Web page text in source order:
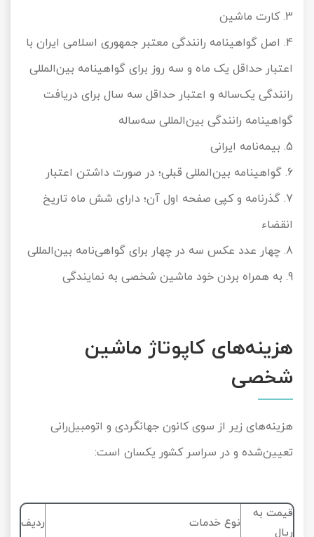
3. کارت ماشین
4. اصل گواهینامه رانندگی معتبر جمهوری اسلامی ایران با
اعتبار حداقل یک ماه و سه روز برای گواهینامه بین‌المللی
رانندگی یک‌ساله و اعتبار حداقل سه سال برای دریافت
گواهینامه رانندگی بین‌المللی سه‌ساله
5. بیمه‌نامه ایرانی
6. گواهینامه بین‌المللی قبلی؛ در صورت داشتن اعتبار
7. گذرنامه و کپی صفحه اول آن؛ دارای شش ماه تاریخ
انقضاء
8. چهار عدد عکس سه در چهار برای گواهی‌نامه بین‌المللی
9. به همراه بردن خود ماشین شخصی به نمایندگی
هزینه‌های کاپوتاژ ماشین
شخصی
هزینه‌های زیر از سوی کانون جهانگردی و اتومبیل‌رانی
تعیین‌شده و در سراسر کشور یکسان است:
قیمت به
ریال
نوع خدمات ردیف